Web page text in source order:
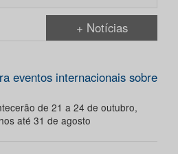
+ Notícias
eventos internacionais sobre
de 21 a 24 de outubro,
até 31 de agosto